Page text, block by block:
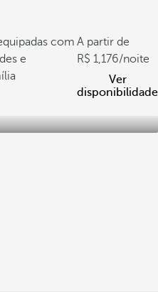
com
e
A partir de
1,176/noite
Ver
disponibilidade